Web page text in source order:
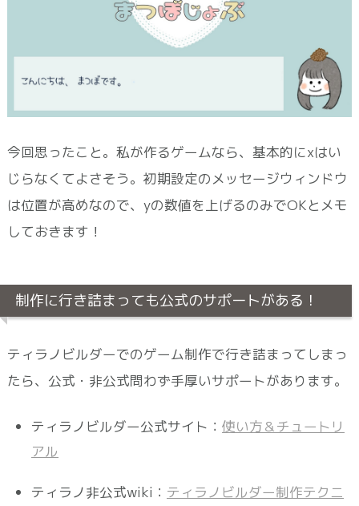
今回思ったこと。私が作るゲームなら、基本的にxはい
じらなくてよさそう。初期設定のメッセージウィンドウ
は位置が高めなので、yの数値を上げるのみでOKとメモ
しておきます！
制作に行き詰まっても公式のサポートがある！
ティラノビルダーでのゲーム制作で行き詰まってしまっ
たら、公式・非公式問わず手厚いサポートがあります。
ティラノビルダー公式サイト： 使い方＆チュートリ
アル
ティラノ非公式wiki： ティラノビルダー制作テクニ